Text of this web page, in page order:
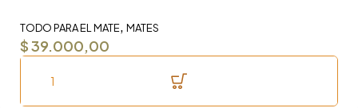
TODO PARA EL MATE, MATES
$39.000,00